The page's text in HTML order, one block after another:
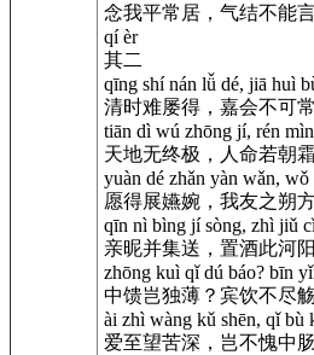
念我平常居，气结不能言
qí èr
其二
qīng shí nán lǚ dé, jiā huì
清时难屡得，嘉会不可常
tiān dì wú zhōng jí, rén
天地无终极，人命若朝霜
yuàn dé zhǎn yàn wǎn,
愿得展嬿婉，我友之朔方
qīn nì bìng jí sòng, zhì jiǔ
亲昵并集送，置酒此河阳
zhōng kuì qǐ dú báo? bīn
中馈岂独薄？宾饮不尽觞
ài zhì wàng kǔ shēn, qǐ bù
爱至望苦深，岂不愧中